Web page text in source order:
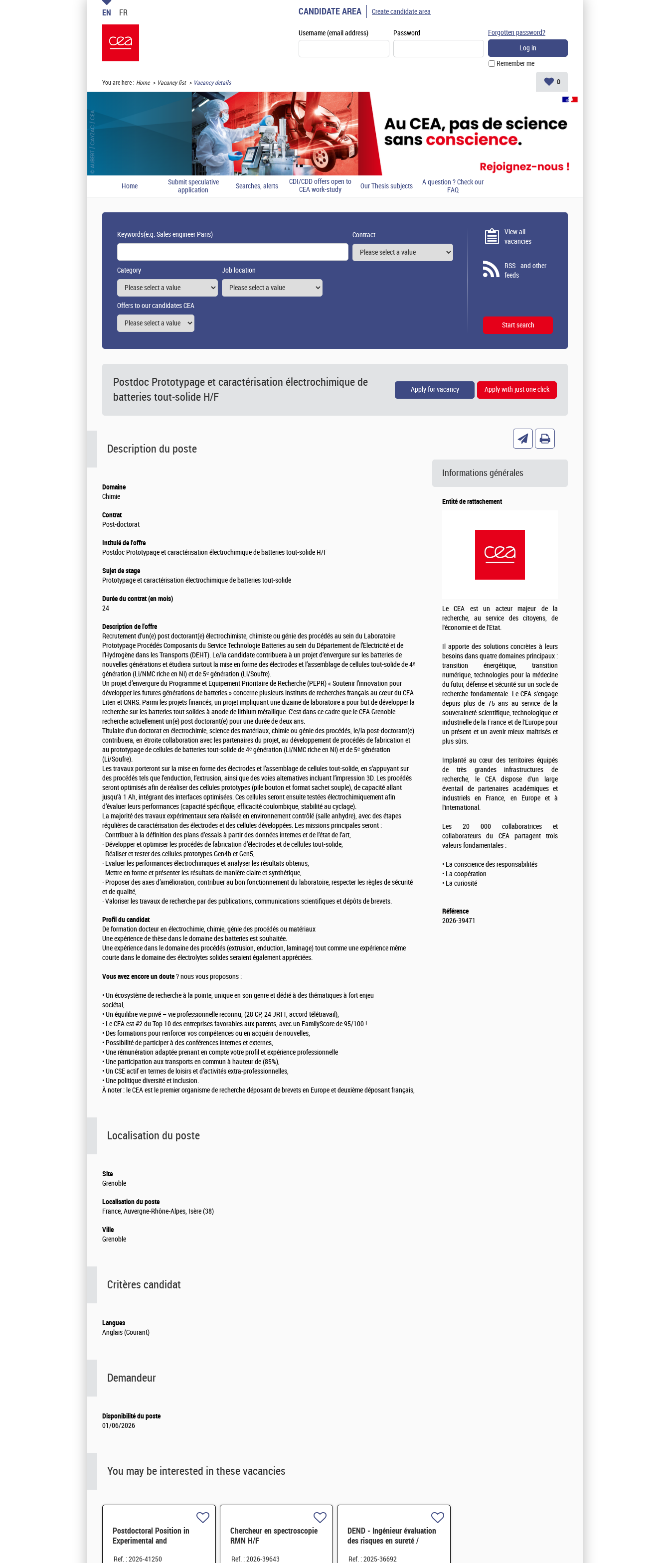
EN FR CANDIDATE AREA
Username (email address) Password
Remember me
Forgotten password?
Create candidate area
You are here : Home Vacancy list Vacancy details 0
Home
Submit speculative
application
Searches, alerts
CDI/CDD offers open to
CEA work-study
students
Our Thesis subjects
A question ? Check our
FAQ
Keywords(e.g. Sales engineer Paris) Contract
Category Job location
Offers to our candidates CEA
View all
vacancies
RSS and other
feeds
Postdoc Prototypage et caractérisation électrochimique de
batteries tout-solide H/F
Description du poste
Domaine
Chimie
Contrat
Post-doctorat
Intitulé de l'offre
Postdoc Prototypage et caractérisation électrochimique de batteries tout-solide H/F
Sujet de stage
Prototypage et caractérisation électrochimique de batteries tout-solide
Durée du contrat (en mois)
24
Description de l'offre
Recrutement d’un(e) post doctorant(e) électrochimiste, chimiste ou génie des procédés au sein du Laboratoire
Prototypage Procédés Composants du Service Technologie Batteries au sein du Département de l’Electricité et de
l’Hydrogène dans les Transports (DEHT). Le/la candidate contribuera à un projet d’envergure sur les batteries de
nouvelles générations et étudiera surtout la mise en forme des électrodes et l’assemblage de cellules tout-solide de 4ᵉ
génération (Li/NMC riche en Ni) et de 5ᵉ génération (Li/Soufre).
Un projet d’envergure du Programme et Equipement Prioritaire de Recherche (PEPR) « Soutenir l’innovation pour
développer les futures générations de batteries » concerne plusieurs instituts de recherches français au cœur du CEA
Liten et CNRS. Parmi les projets financés, un projet impliquant une dizaine de laboratoire a pour but de développer la
recherche sur les batteries tout solides à anode de lithium métallique. C’est dans ce cadre que le CEA Grenoble
recherche actuellement un(e) post doctorant(e) pour une durée de deux ans.
Titulaire d’un doctorat en électrochimie, science des matériaux, chimie ou génie des procédés, le/la post-doctorant(e)
contribuera, en étroite collaboration avec les partenaires du projet, au développement de procédés de fabrication et
au prototypage de cellules de batteries tout-solide de 4ᵉ génération (Li/NMC riche en Ni) et de 5ᵉ génération
(Li/Soufre).
Les travaux porteront sur la mise en forme des électrodes et l’assemblage de cellules tout-solide, en s’appuyant sur
des procédés tels que l’enduction, l’extrusion, ainsi que des voies alternatives incluant l’impression 3D. Les procédés
seront optimisés afin de réaliser des cellules prototypes (pile bouton et format sachet souple), de capacité allant
jusqu’à 1 Ah, intégrant des interfaces optimisées. Ces cellules seront ensuite testées électrochimiquement afin
d’évaluer leurs performances (capacité spécifique, efficacité coulombique, stabilité au cyclage).
La majorité des travaux expérimentaux sera réalisée en environnement contrôlé (salle anhydre), avec des étapes
régulières de caractérisation des électrodes et des cellules développées. Les missions principales seront :
· Contribuer à la définition des plans d’essais à partir des données internes et de l’état de l’art,
· Développer et optimiser les procédés de fabrication d’électrodes et de cellules tout-solide,
· Réaliser et tester des cellules prototypes Gen4b et Gen5,
· Evaluer les performances électrochimiques et analyser les résultats obtenus,
· Mettre en forme et présenter les résultats de manière claire et synthétique,
· Proposer des axes d’amélioration, contribuer au bon fonctionnement du laboratoire, respecter les règles de sécurité
et de qualité,
· Valoriser les travaux de recherche par des publications, communications scientifiques et dépôts de brevets.
Profil du candidat
De formation docteur en électrochimie, chimie, génie des procédés ou matériaux
Une expérience de thèse dans le domaine des batteries est souhaitée.
Une expérience dans le domaine des procédés (extrusion, enduction, laminage) tout comme une expérience même
courte dans le domaine des électrolytes solides seraient également appréciées.
Vous avez encore un doute? nous vous proposons :
• Un écosystème de recherche à la pointe, unique en son genre et dédié à des thématiques à fort enjeu
sociétal,
• Un équilibre vie privé – vie professionnelle reconnu, (28 CP, 24 JRTT, accord télétravail),
• Le CEA est #2 du Top 10 des entreprises favorables aux parents, avec un FamilyScore de 95/100 !
• Des formations pour renforcer vos compétences ou en acquérir de nouvelles,
• Possibilité de participer à des conférences internes et externes,
• Une rémunération adaptée prenant en compte votre profil et expérience professionnelle
• Une participation aux transports en commun à hauteur de (85%),
• Un CSE actif en termes de loisirs et d’activités extra-professionnelles,
• Une politique diversité et inclusion.
À noter : le CEA est le premier organisme de recherche déposant de brevets en Europe et deuxième déposant français,
Localisation du poste
Site
Grenoble
Localisation du poste
France, Auvergne-Rhône-Alpes, Isère (38)
Ville
Grenoble
Critères candidat
Langues
Anglais (Courant)
Demandeur
Disponibilité du poste
01/06/2026
Informations générales
Entité de rattachement
Le CEA est un acteur majeur de la
recherche, au service des citoyens, de
l'économie et de l'Etat.
Il apporte des solutions concrètes à leurs
besoins dans quatre domaines principaux :
transition énergétique, transition
numérique, technologies pour la médecine
du futur, défense et sécurité sur un socle de
recherche fondamentale. Le CEA s'engage
depuis plus de 75 ans au service de la
souveraineté scientifique, technologique et
industrielle de la France et de l'Europe pour
un présent et un avenir mieux maîtrisés et
plus sûrs.
Implanté au cœur des territoires équipés
de très grandes infrastructures de
recherche, le CEA dispose d'un large
éventail de partenaires académiques et
industriels en France, en Europe et à
l'international.
Les 20 000 collaboratrices et
collaborateurs du CEA partagent trois
valeurs fondamentales :
• La conscience des responsabilités
• La coopération
• La curiosité
Référence
2026-39471
You may be interested in these vacancies
Postdoctoral Position in
Experimental and
Ref. : 2026-41250
Chercheur en spectroscopie
RMN H/F
Ref. : 2026-39643
DEND - Ingénieur évaluation
des risques en sureté /
Ref. : 2025-36692